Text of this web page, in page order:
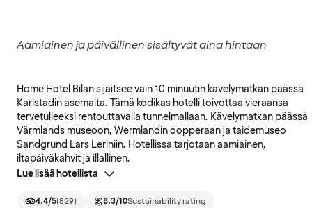
Aamiainen ja päivällinen sisältyvät aina hintaan
Home Hotel Bilan sijaitsee vain 10 minuutin kävelymatkan päässä
Karlstadin asemalta. Tämä kodikas hotelli toivottaa vieraansa
tervetulleeksi rentouttavalla tunnelmallaan. Kävelymatkan päässä
Värmlands museoon, Wermlandin oopperaan ja taidemuseo
Sandgrund Lars Leriniin. Hotellissa tarjotaan aamiainen,
iltapäiväkahvit ja illallinen.
Lue lisää hotellista
4.4/5(829) 8.3/10Sustainability rating